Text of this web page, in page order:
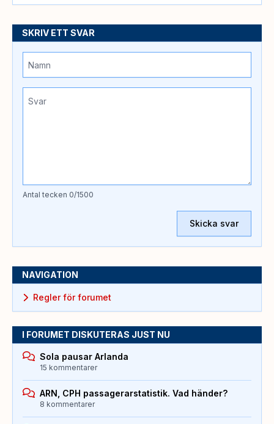
SKRIV ETT SVAR
Antal tecken 0/1500
Skicka svar
NAVIGATION
Regler för forumet
I FORUMET DISKUTERAS JUST NU
Sola pausar Arlanda
15 kommentarer
ARN, CPH passagerarstatistik. Vad händer?
8 kommentarer